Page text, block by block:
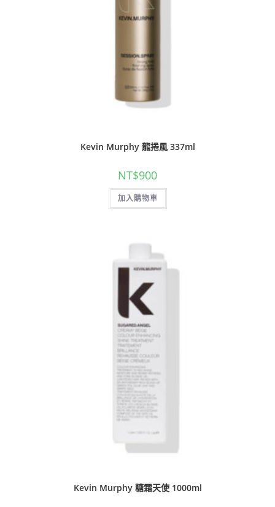
Kevin Murphy 龍捲風 337ml
NT$900
加入購物車
Kevin Murphy 糖霜天使 1000ml